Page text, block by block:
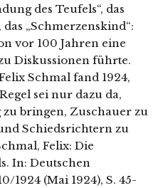
des Teufels“, das
„Schmerzenskind“:
vor 100 Jahren eine
Diskussionen führte.
Schmal fand 1924,
sei nur dazu da,
zu bringen, Zuschauer zu
Schiedsrichtern zu
Felix: Die
In: Deutschen
1924 (Mai 1924), S. 45-